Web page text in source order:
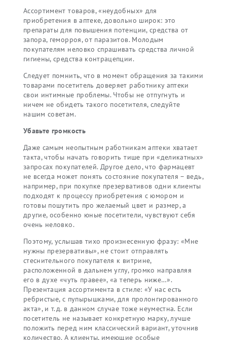
Ассортимент товаров, «неудобных» для
приобретения в аптеке, довольно широк: это
препараты для повышения потенции, средства от
запора, геморроя, от паразитов. Молодым
покупателям неловко спрашивать средства личной
гигиены, средства контрацепции.
Следует помнить, что в момент обращения за такими
товарами посетитель доверяет работнику аптеки
свои интимные проблемы. Чтобы не отпугнуть и
ничем не обидеть такого посетителя, следуйте
нашим советам.
Убавьте громкость
Даже самым неопытным работникам аптеки хватает
такта, чтобы начать говорить тише при «деликатных»
запросах покупателей. Другое дело, что фармацевт
не всегда может понять состояние покупателя – ведь,
например, при покупке презервативов одни клиенты
подходят к процессу приобретения с юмором и
готовы пошутить про желаемый цвет и размер, а
другие, особенно юные посетители, чувствуют себя
очень неловко.
Поэтому, услышав тихо произнесенную фразу: «Мне
нужны презервативы», не стоит отправлять
стеснительного покупателя к витрине,
расположенной в дальнем углу, громко направляя
его в духе «чуть правее», «а теперь ниже…».
Презентация ассортимента в стиле: «У нас есть
ребристые, с пупырышками, для пролонгированного
акта», и т.д. в данном случае тоже неуместна. Если
посетитель не называет конкретную марку, лучше
положить перед ним классический вариант, уточнив
количество. А клиенты, имеющие особые